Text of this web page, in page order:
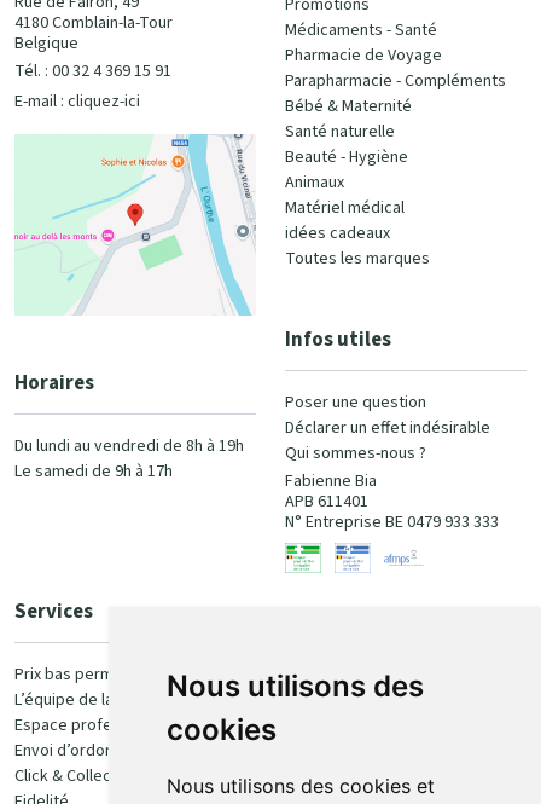
Nous utilisons des
cookies
Nous utilisons des cookies et
4180 Comblain-la-Tour
Belgique
Tél. : 00 32 4 369 15 91
E-mail : cliquez-ici
Horaires
Du lundi au vendredi de 8h à 19h
Le samedi de 9h à 17h
Promotions
Médicaments - Santé
Pharmacie de Voyage
Parapharmacie - Compléments
Bébé & Maternité
Santé naturelle
Beauté - Hygiène
Animaux
Matériel médical
idées cadeaux
Toutes les marques
Infos utiles
Poser une question
Déclarer un effet indésirable
Qui sommes-nous ?
Fabienne Bia
APB 611401
N° Entreprise BE 0479 933 333
Services
Prix bas permanent
L’équipe de la pharmacie
Espace professionnel
Envoi d’ordonnance
Click & Collect
100% sécurisé